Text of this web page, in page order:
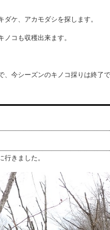
ケ、アカモダシを探します。
コも収穫出来ます。
、今シーズンのキノコ採りは終了
きました。